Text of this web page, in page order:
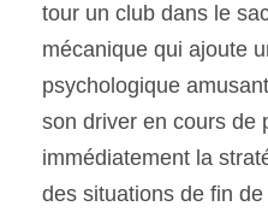
tour un club dans le
mécanique qui ajoute
psychologique
son driver en cours de
immédiatement la
des situations de fin